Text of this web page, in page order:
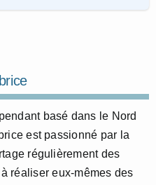
basé dans le Nord
est passionné par la
régulièrement des
réaliser eux-mêmes des